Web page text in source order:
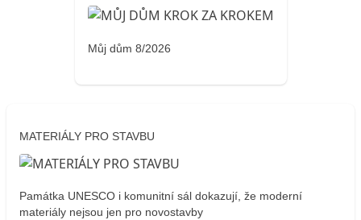
Můj dům 8/2026
MATERIÁLY PRO STAVBU
Památka UNESCO i komunitní sál dokazují, že moderní
materiály nejsou jen pro novostavby